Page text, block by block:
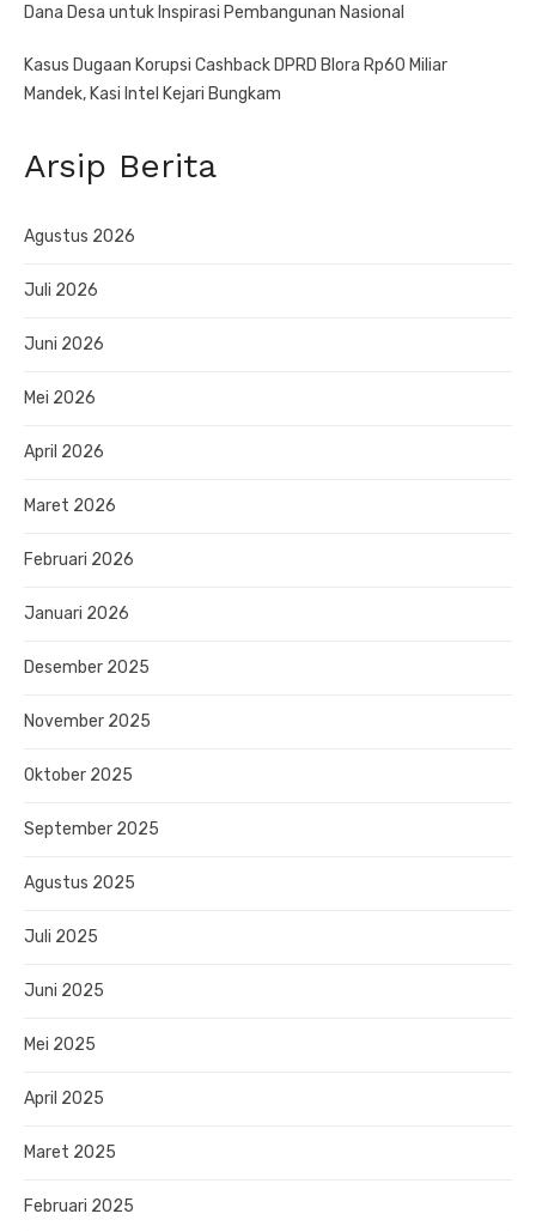
Dana Desa untuk Inspirasi Pembangunan Nasional
Kasus Dugaan Korupsi Cashback DPRD Blora Rp60 Miliar
Mandek, Kasi Intel Kejari Bungkam
Arsip Berita
Agustus 2026
Juli 2026
Juni 2026
Mei 2026
April 2026
Maret 2026
Februari 2026
Januari 2026
Desember 2025
November 2025
Oktober 2025
September 2025
Agustus 2025
Juli 2025
Juni 2025
Mei 2025
April 2025
Maret 2025
Februari 2025